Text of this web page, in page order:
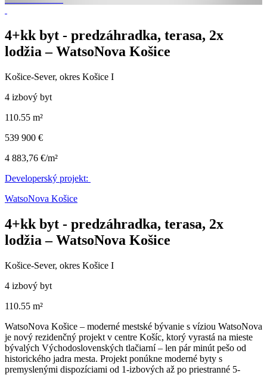
4+kk byt - predzáhradka, terasa, 2x
lodžia – WatsoNova Košice
Košice-Sever, okres Košice I
4 izbový byt
110.55 m²
539 900 €
4 883,76 €/m²
Developerský projekt:
WatsoNova Košice
4+kk byt - predzáhradka, terasa, 2x
lodžia – WatsoNova Košice
Košice-Sever, okres Košice I
4 izbový byt
110.55 m²
WatsoNova Košice – moderné mestské bývanie s víziou WatsoNova
je nový rezidenčný projekt v centre Košíc, ktorý vyrastá na mieste
bývalých Východoslovenských tlačiarní – len pár minút pešo od
historického jadra mesta. Projekt ponúkne moderné byty s
premyslenými dispozíciami od 1-izbových až po priestranné 5-